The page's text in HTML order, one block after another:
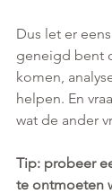
Dus let er
geneigd bent
komen,
helpen. En
wat de ander
Tip: probeer
te ontmoeten